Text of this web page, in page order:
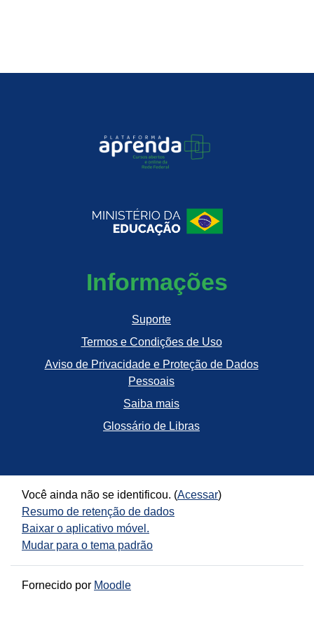
Informações
Suporte
Termos e Condições de Uso
Aviso de Privacidade e Proteção de Dados
Pessoais
Saiba mais
Glossário de Libras
Você ainda não se identificou. (Acessar)
Resumo de retenção de dados
Baixar o aplicativo móvel.
Mudar para o tema padrão
Fornecido por Moodle